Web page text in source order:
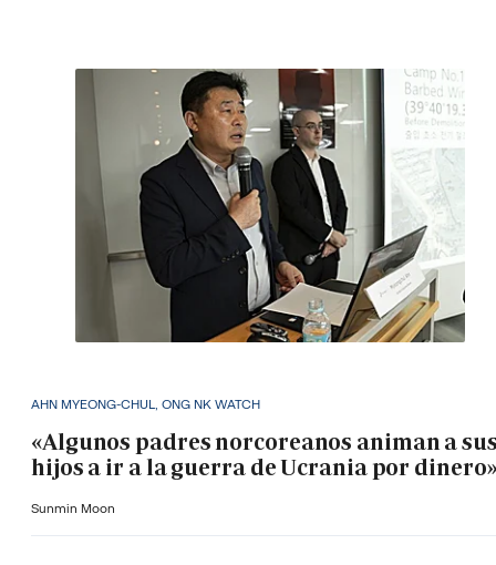
AHN MYEONG-CHUL, ONG NK WATCH
«Algunos padres norcoreanos animan a
hijos a ir a la guerra de Ucrania por
Sunmin Moon